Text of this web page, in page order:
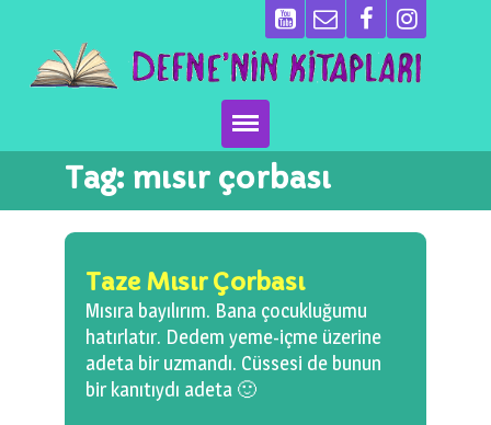
Ana Sayfa
Kitaplarımız
Ben Kimim?
Emeği Geçenler
Neler Yapıyoruz?
Tag: mısır çorbası
Taze Mısır Çorbası
Mısıra bayılırım. Bana çocukluğumu
hatırlatır. Dedem yeme-içme üzerine
adeta bir uzmandı. Cüssesi de bunun
bir kanıtıydı adeta 🙂